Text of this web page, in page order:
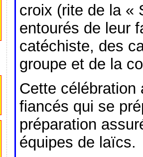
croix (rite de la «
entourés de leur
catéchiste, des
groupe et de la
Cette célébration
fiancés qui se
préparation
équipes de laïcs.